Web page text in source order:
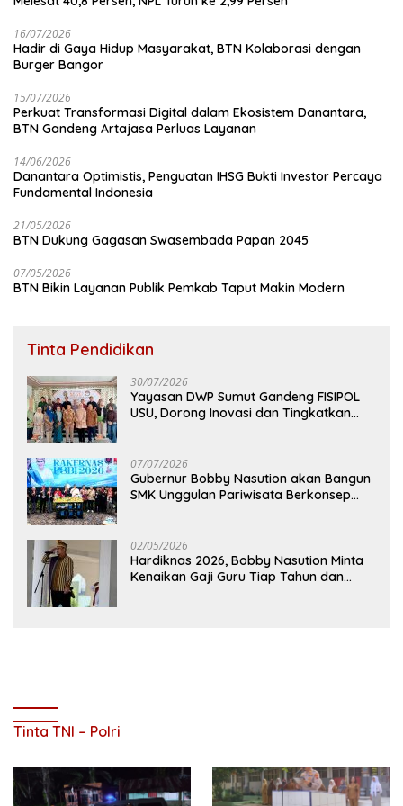
16/07/2026
Hadir di Gaya Hidup Masyarakat, BTN Kolaborasi dengan
Burger Bangor
15/07/2026
Perkuat Transformasi Digital dalam Ekosistem Danantara,
BTN Gandeng Artajasa Perluas Layanan
14/06/2026
Danantara Optimistis, Penguatan IHSG Bukti Investor Percaya
Fundamental Indonesia
21/05/2026
BTN Dukung Gagasan Swasembada Papan 2045
07/05/2026
BTN Bikin Layanan Publik Pemkab Taput Makin Modern
Tinta Pendidikan
30/07/2026
Yayasan DWP Sumut Gandeng FISIPOL
USU, Dorong Inovasi dan Tingkatkan
07/07/2026
Gubernur Bobby Nasution akan Bangun
SMK Unggulan Pariwisata Berkonsep
02/05/2026
Hardiknas 2026, Bobby Nasution Minta
Kenaikan Gaji Guru Tiap Tahun dan
Tinta TNI – Polri